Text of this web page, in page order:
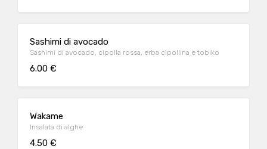
Sashimi di avocado
Sashimi di avocado, cipolla rossa, erba cipollina e tobiko
6.00 €
Wakame
Insalata di alghe
4.50 €